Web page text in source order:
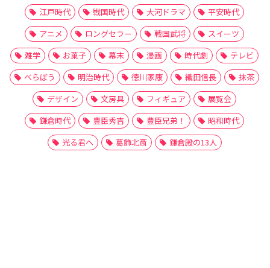
江戸時代 戦国時代 大河ドラマ
平安時代
アニメ
ロングセラー 戦国武将
スイーツ
雑学
お菓子 幕末 漫画 時代劇
テレビ
べらぼう
明治時代 徳川家康 織田信長
抹茶
デザイン
文房具 フィギュア
展覧会
鎌倉時代
豊臣秀吉 豊臣兄弟！
昭和時代
光る君へ
葛飾北斎 鎌倉殿の13人